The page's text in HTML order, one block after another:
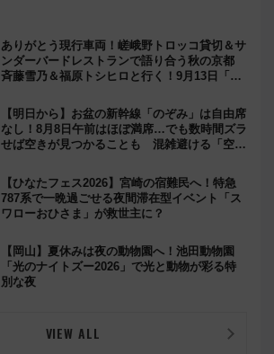
ありがとう現行車両！嵯峨野トロッコ貸切＆サ
ンダーバードレストランで語り合う秋の京都
斉藤雪乃＆福原トシヒロと行く！9月13日「京
【明日から】お盆の新幹線「のぞみ」は自由席
なし！8月8日午前はほぼ満席…でも数時間ズラ
せば空きが見つかることも 混雑避ける「空
【ひなたフェス2026】宮崎の宿難民へ！特急
787系で一晩過ごせる夜間滞在型イベント「ス
ワローおひさま」が救世主に？
【岡山】夏休みは夜の動物園へ！池田動物園
「光のナイトズー2026」で光と動物が彩る特
別な夜
VIEW ALL